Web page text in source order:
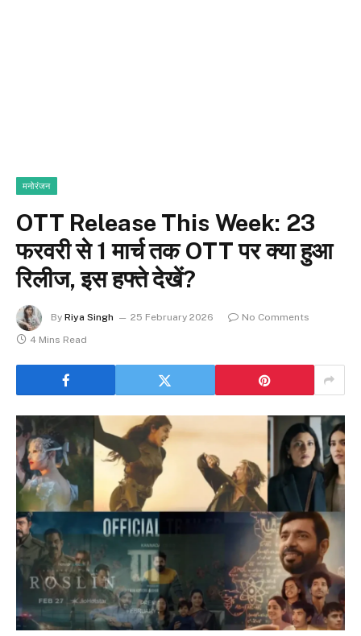
मनोरंजन
OTT Release This Week: 23
फरवरी से 1 मार्च तक OTT पर क्या हुआ
रिलीज, इस हफ्ते देखें?
By Riya Singh 25 February 2026
No Comments
4 Mins Read